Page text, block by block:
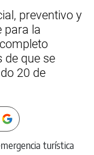
preventivo y
para la
de que se
20 de